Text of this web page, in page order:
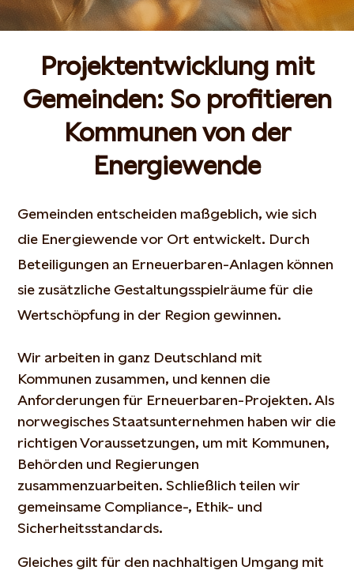
Projektentwicklung mit
Gemeinden: So profitieren
Kommunen von der
Energiewende
Gemeinden entscheiden maßgeblich, wie sich
die Energiewende vor Ort entwickelt. Durch
Beteiligungen an Erneuerbaren-Anlagen können
sie zusätzliche Gestaltungsspielräume für die
Wertschöpfung in der Region gewinnen.
Wir arbeiten in ganz Deutschland mit
Kommunen zusammen, und kennen die
Anforderungen für Erneuerbaren-Projekten. Als
norwegisches Staatsunternehmen haben wir die
richtigen Voraussetzungen, um mit Kommunen,
Behörden und Regierungen
zusammenzuarbeiten. Schließlich teilen wir
gemeinsame Compliance-, Ethik- und
Sicherheitsstandards.
Gleiches gilt für den nachhaltigen Umgang mit